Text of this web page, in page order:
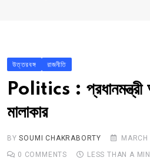
আরও কিছু
Contact
Khabar Samay Hindi
উত্তরবঙ্গ রাজনীতি
Politics :
মালাকার
BYSOUMI CHAKRABORTY
0 COMMENTS LESS THAN A